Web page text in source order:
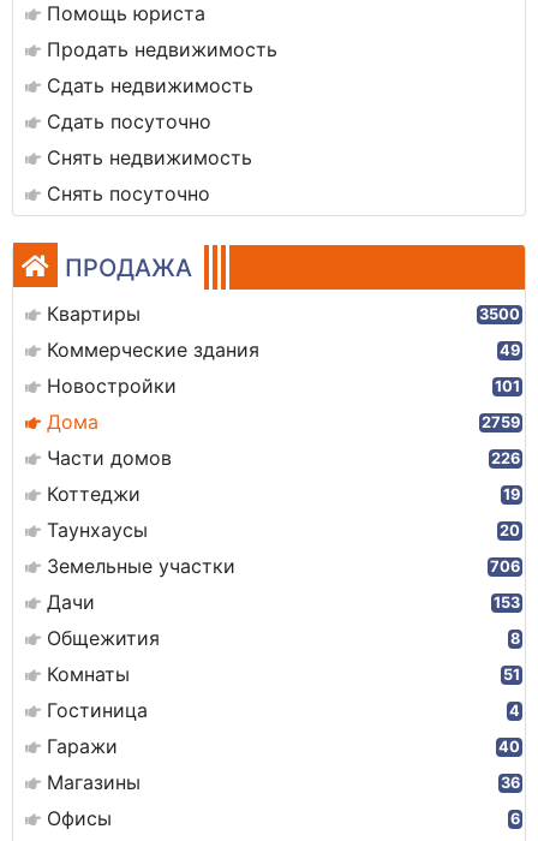
Помощь юриста
Продать недвижимость
Сдать недвижимость
Сдать посуточно
Снять недвижимость
Снять посуточно
ПРОДАЖА
Квартиры 3500
Коммерческие здания 49
Новостройки 101
Дома 2759
Части домов 226
Коттеджи 19
Таунхаусы 20
Земельные участки 706
Дачи 153
Общежития 8
Комнаты 51
Гостиница 4
Гаражи 40
Магазины 36
Офисы 6